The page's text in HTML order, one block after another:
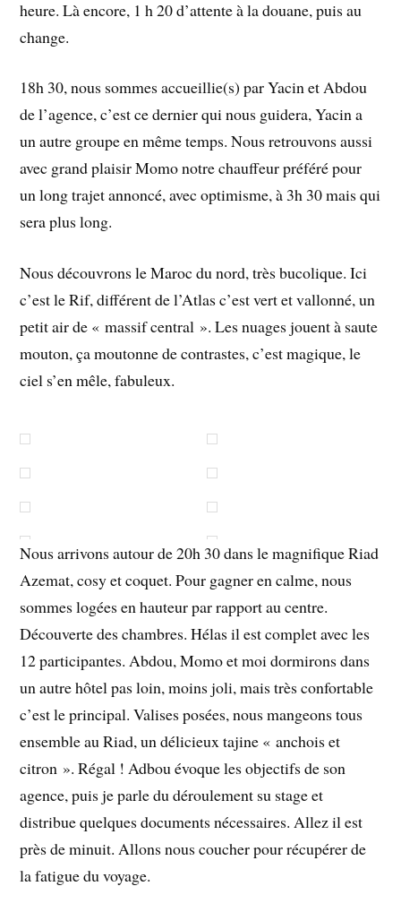
heure. Là encore, 1 h 20 d’attente à la douane, puis au
change.
18h 30, nous sommes accueillie(s) par Yacin et Abdou
de l’agence, c’est ce dernier qui nous guidera, Yacin a
un autre groupe en même temps. Nous retrouvons aussi
avec grand plaisir Momo notre chauffeur préféré pour
un long trajet annoncé, avec optimisme, à 3h 30 mais qui
sera plus long.
Nous découvrons le Maroc du nord, très bucolique. Ici
c’est le Rif, différent de l’Atlas c’est vert et vallonné, un
petit air de « massif central ». Les nuages jouent à saute
mouton, ça moutonne de contrastes, c’est magique, le
ciel s’en mêle, fabuleux.
Nous arrivons autour de 20h 30 dans le magnifique Riad
Azemat, cosy et coquet. Pour gagner en calme, nous
sommes logées en hauteur par rapport au centre.
Découverte des chambres. Hélas il est complet avec les
12 participantes. Abdou, Momo et moi dormirons dans
un autre hôtel pas loin, moins joli, mais très confortable
c’est le principal. Valises posées, nous mangeons tous
ensemble au Riad, un délicieux tajine « anchois et
citron ». Régal ! Adbou évoque les objectifs de son
agence, puis je parle du déroulement su stage et
distribue quelques documents nécessaires. Allez il est
près de minuit. Allons nous coucher pour récupérer de
la fatigue du voyage.